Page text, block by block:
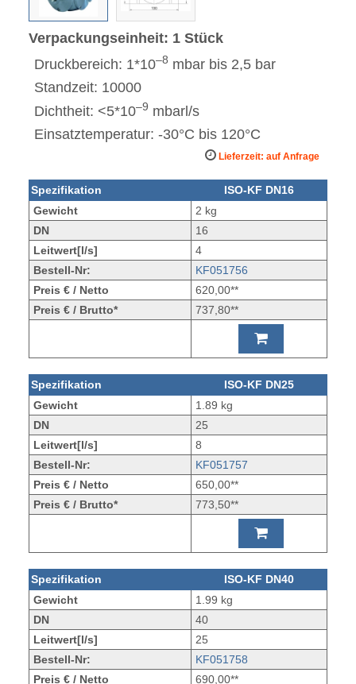
Verpackungseinheit: 1 Stück
Druckbereich: 1*10–8 mbar bis 2,5 bar
Standzeit: 10000
Dichtheit: <5*10–9 mbarl/s
Einsatztemperatur: -30°C bis 120°C
Lieferzeit: auf Anfrage
Spezifikation
ISO-KF DN16
Gewicht
2 kg
DN
16
Leitwert[l/s]
4
Bestell-Nr:
KF051756
Preis € / Netto
620,00**
Preis € / Brutto*
737,80**
Spezifikation
ISO-KF DN25
Gewicht
1.89 kg
DN
25
Leitwert[l/s]
8
Bestell-Nr:
KF051757
Preis € / Netto
650,00**
Preis € / Brutto*
773,50**
Spezifikation
ISO-KF DN40
Gewicht
1.99 kg
DN
40
Leitwert[l/s]
25
Bestell-Nr:
KF051758
Preis € / Netto
690,00**